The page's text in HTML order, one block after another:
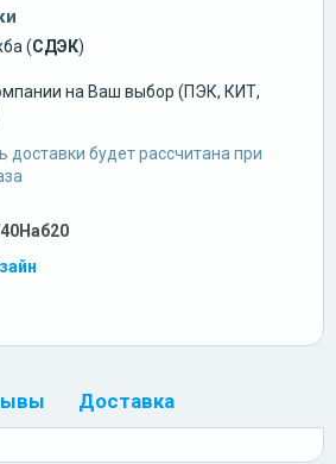
(СДЭК)
на Ваш выбор (ПЭК, КИТ,
доставки будет рассчитана при
Доставка